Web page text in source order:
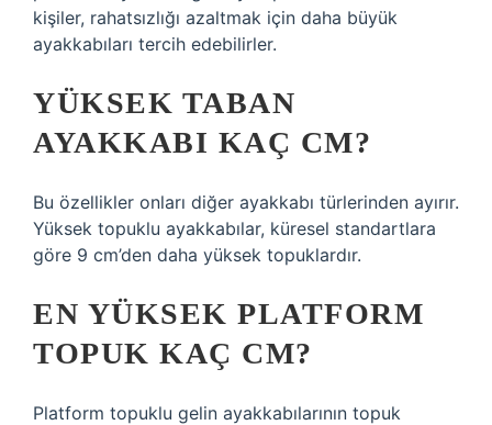
kişiler, rahatsızlığı azaltmak için daha büyük
ayakkabıları tercih edebilirler.
YÜKSEK TABAN
AYAKKABI KAÇ CM?
Bu özellikler onları diğer ayakkabı türlerinden ayırır.
Yüksek topuklu ayakkabılar, küresel standartlara
göre 9 cm’den daha yüksek topuklardır.
EN YÜKSEK PLATFORM
TOPUK KAÇ CM?
Platform topuklu gelin ayakkabılarının topuk